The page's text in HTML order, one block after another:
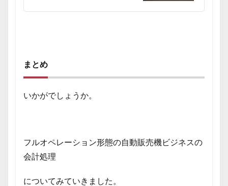
まとめ
いかがでしょうか。
フルオペレーション形態の自動販売機ビジネスの
会計処理
についてみていきました。